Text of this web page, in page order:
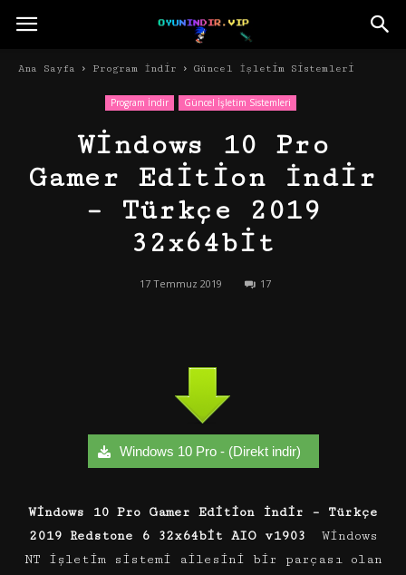
Ana Sayfa Program İndir Güncel İşletim Sistemleri
Program İndir Güncel İşletim Sistemleri
Windows 10 Pro
Gamer Edition İndir
– Türkçe 2019
32x64bit
17 Temmuz 2019 17
Windows 10 Pro - (Direkt indir)
Windows 10 Pro Gamer Edition İndir – Türkçe
2019 Redstone 6 32x64bit AIO v1903
Windows
NT işletim sistemi ailesini bir parçası olan